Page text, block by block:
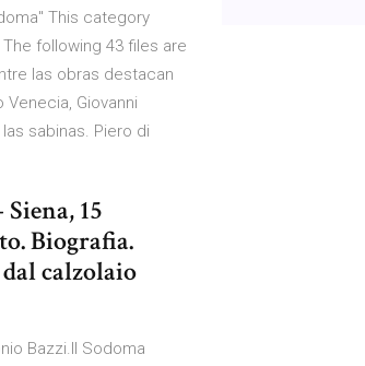
This category
following 43 files are
las obras destacan
Giovanni
sabinas. Piero di
15
Biografia.
calzolaio
Bazzi.Il Sodoma